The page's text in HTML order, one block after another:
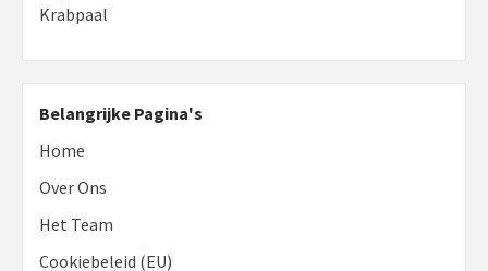
Krabpaal
Belangrijke Pagina's
Home
Over Ons
Het Team
Cookiebeleid (EU)